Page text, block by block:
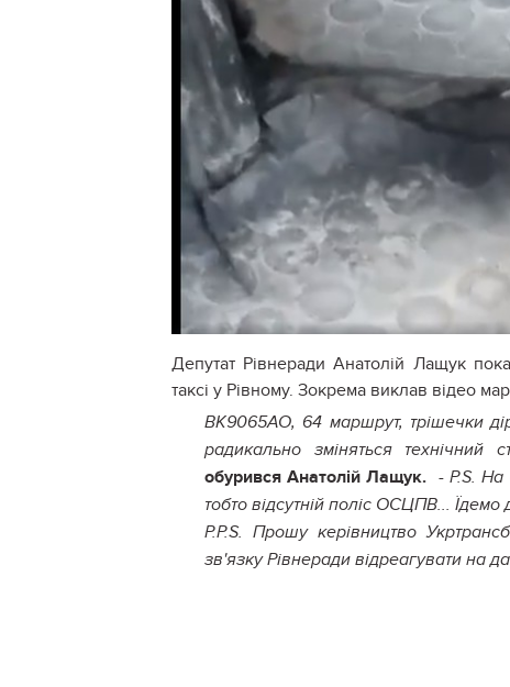
Депутат Рівнеради Анатолій Лащук
таксі у Рівному. Зокрема виклав відео
ВК9065АО, 64 маршрут, трішечки
радикально зміняться технічний
обурився Анатолій Лащук. -P.S.
тобто відсутній поліс ОСЦПВ...
P.P.S. Прошу керівництво
зв'язку Рівнеради відреагувати на